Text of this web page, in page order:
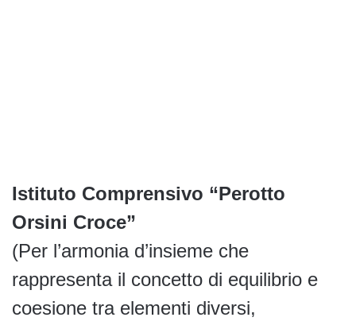
Istituto Comprensivo “Perotto
Orsini Croce”
(Per l’armonia d’insieme che
rappresenta il concetto di equilibrio e
coesione tra elementi diversi,